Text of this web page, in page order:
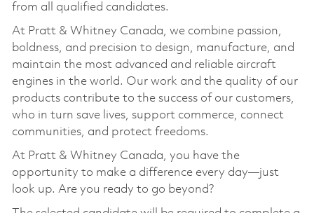
from all qualified candidates.
At Pratt & Whitney Canada, we combine passion,
boldness, and precision to design, manufacture, and
maintain the most advanced and reliable aircraft
engines in the world. Our work and the quality of our
products contribute to the success of our customers,
who in turn save lives, support commerce, connect
communities, and protect freedoms.
At Pratt & Whitney Canada, you have the
opportunity to make a difference every day—just
look up. Are you ready to go beyond?